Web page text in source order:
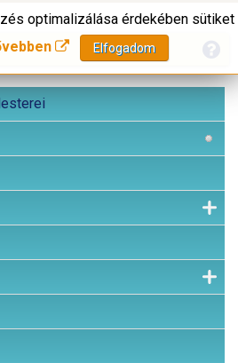
optimalizálása érdekében sütiket
Elfogadom